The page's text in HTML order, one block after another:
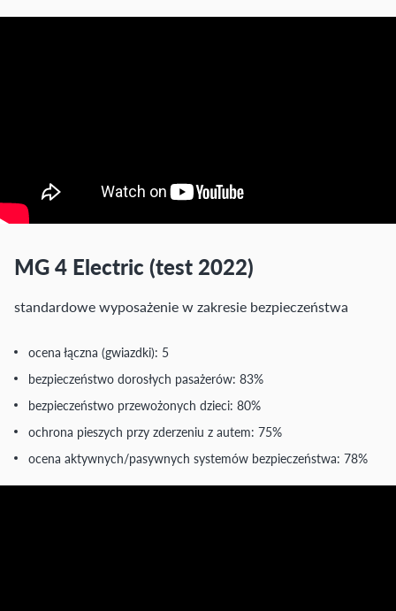
MG 4 Electric (test 2022)
standardowe wyposażenie w zakresie bezpieczeństwa
ocena łączna (gwiazdki): 5
bezpieczeństwo dorosłych pasażerów: 83%
bezpieczeństwo przewożonych dzieci: 80%
ochrona pieszych przy zderzeniu z autem: 75%
ocena aktywnych/pasywnych systemów bezpieczeństwa: 78%